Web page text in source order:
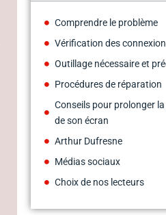
Comprendre le problème
Vérification des
Outillage nécessaire et
Procédures de réparation
Conseils pour prolonger la
de son écran
Arthur Dufresne
Médias sociaux
Choix de nos lecteurs